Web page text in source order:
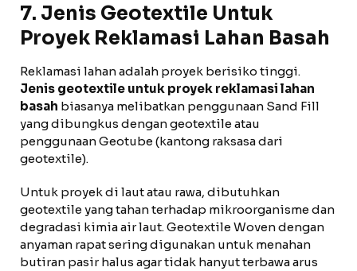
7. Jenis Geotextile Untuk
Proyek Reklamasi Lahan Basah
Reklamasi lahan adalah proyek berisiko tinggi.
Jenis geotextile untuk proyek reklamasi lahan
basah biasanya melibatkan penggunaan Sand Fill
yang dibungkus dengan geotextile atau
penggunaan Geotube (kantong raksasa dari
geotextile).
Untuk proyek di laut atau rawa, dibutuhkan
geotextile yang tahan terhadap mikroorganisme dan
degradasi kimia air laut. Geotextile Woven dengan
anyaman rapat sering digunakan untuk menahan
butiran pasir halus agar tidak hanyut terbawa arus